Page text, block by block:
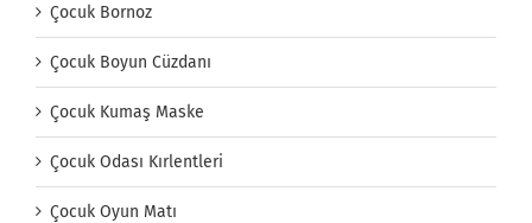
Çocuk Bornoz
Çocuk Boyun Cüzdanı
Çocuk Kumaş Maske
Çocuk Odası Kırlentleri
Çocuk Oyun Matı